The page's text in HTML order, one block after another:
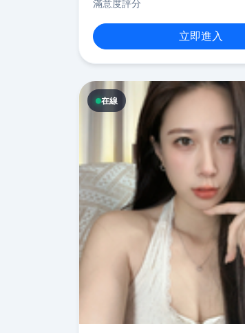
滿意度評分
立即進入
在線